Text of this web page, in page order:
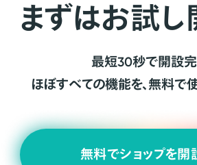
まずはお試
最短30秒で開設完
ほぼすべての機能を、無料で
無料でショップを開